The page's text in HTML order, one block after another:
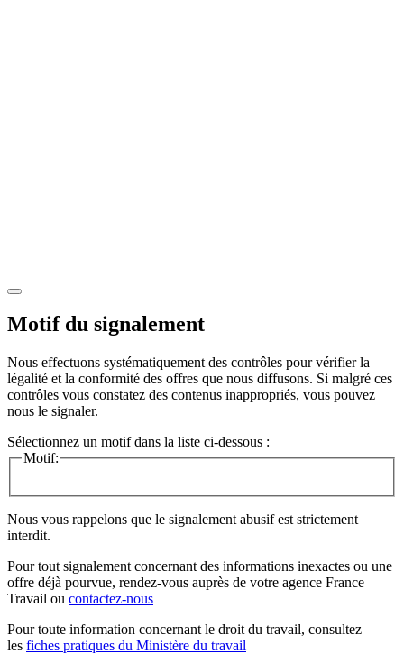
Motif du signalement
Nous effectuons systématiquement des contrôles pour vérifier la
légalité et la conformité des offres que nous diffusons. Si malgré ces
contrôles vous constatez des contenus inappropriés, vous pouvez
nous le signaler.
Sélectionnez un motif dans la liste ci-dessous :
Motif:
Nous vous rappelons que le signalement abusif est strictement
interdit.
Pour tout signalement concernant des informations inexactes ou une
offre déjà pourvue, rendez-vous auprès de votre agence France
Travail ou contactez-nous
Pour toute information concernant le droit du travail, consultez
les fiches pratiques du Ministère du travail